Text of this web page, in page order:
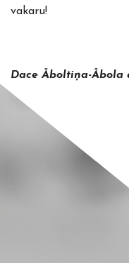
vakaru!
Dace Āboltiņa-Ābola